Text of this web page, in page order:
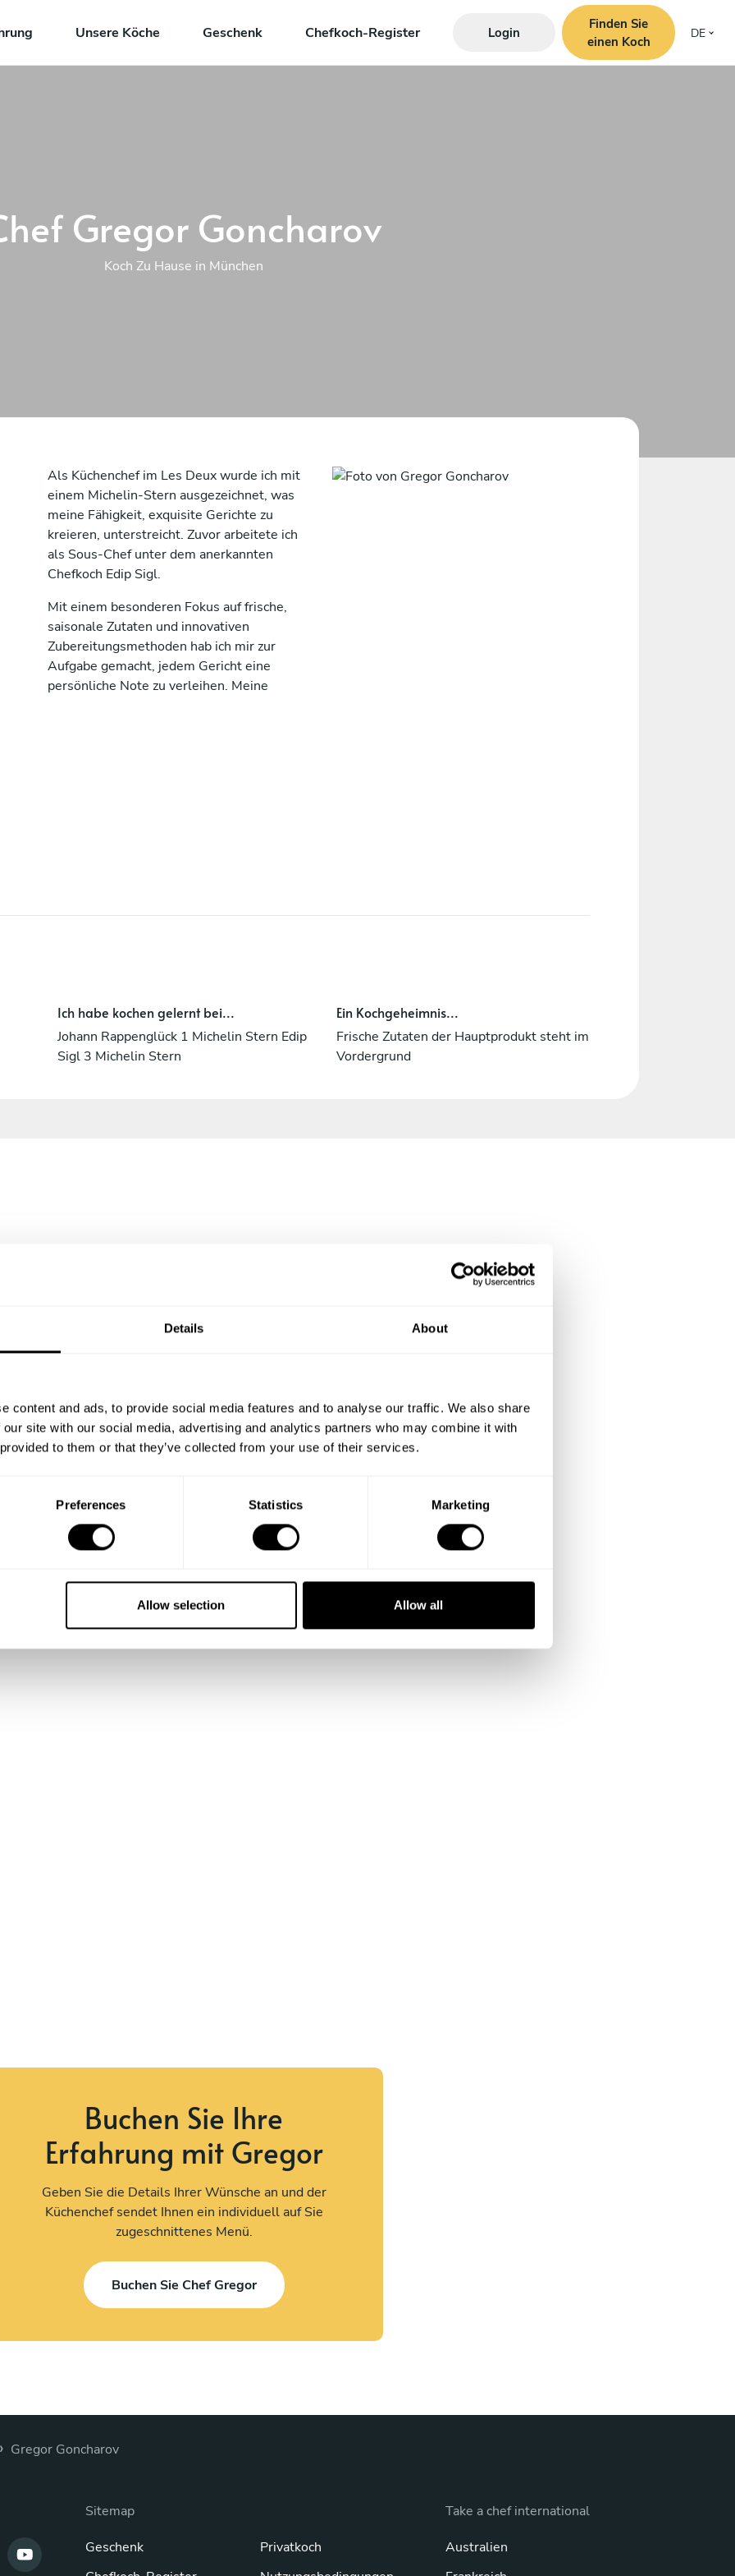
Details About
content and ads, to provide social media features and to analyse our traffic. We also share
site with our social media, advertising and analytics partners who may combine it with
to them or that they’ve collected from your use of their services.
Preferences Statistics Marketing
Allow selection Allow all
Unsere Köche Geschenk Chefkoch-Register Login
Finden Sie
einen Koch
DE
Gregor Goncharov
Koch Zu Hause in München
Als Küchenchef im Les Deux wurde ich mit
einem Michelin-Stern ausgezeichnet, was
meine Fähigkeit, exquisite Gerichte zu
kreieren, unterstreicht. Zuvor arbeitete ich
als Sous-Chef unter dem anerkannten
Chefkoch Edip Sigl.
Mit einem besonderen Fokus auf frische,
saisonale Zutaten und innovativen
Zubereitungsmethoden hab ich mir zur
Aufgabe gemacht, jedem Gericht eine
persönliche Note zu verleihen. Meine
Ich habe kochen gelernt bei...
Johann Rappenglück 1 Michelin Stern Edip
Sigl 3 Michelin Stern
Ein Kochgeheimnis...
Frische Zutaten der Hauptprodukt steht im
Vordergrund
Buchen Sie Ihre
Erfahrung mit Gregor
Geben Sie die Details Ihrer Wünsche an und der
Küchenchef sendet Ihnen ein individuell auf Sie
zugeschnittenes Menü.
Buchen Sie Chef Gregor
› Gregor Goncharov
Sitemap
Geschenk
Privatkoch
Take a chef international
Australien